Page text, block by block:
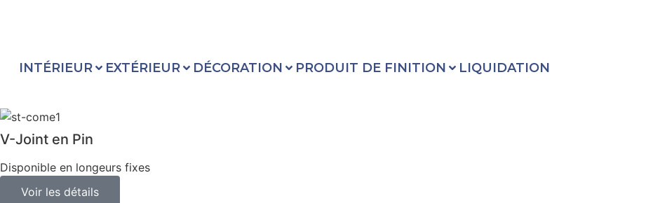
INTÉRIEUR EXTÉRIEUR DÉCORATION PRODUIT DE FINITION LIQUIDATION
V-Joint en Pin
Disponible en longeurs fixes
Voir les détails